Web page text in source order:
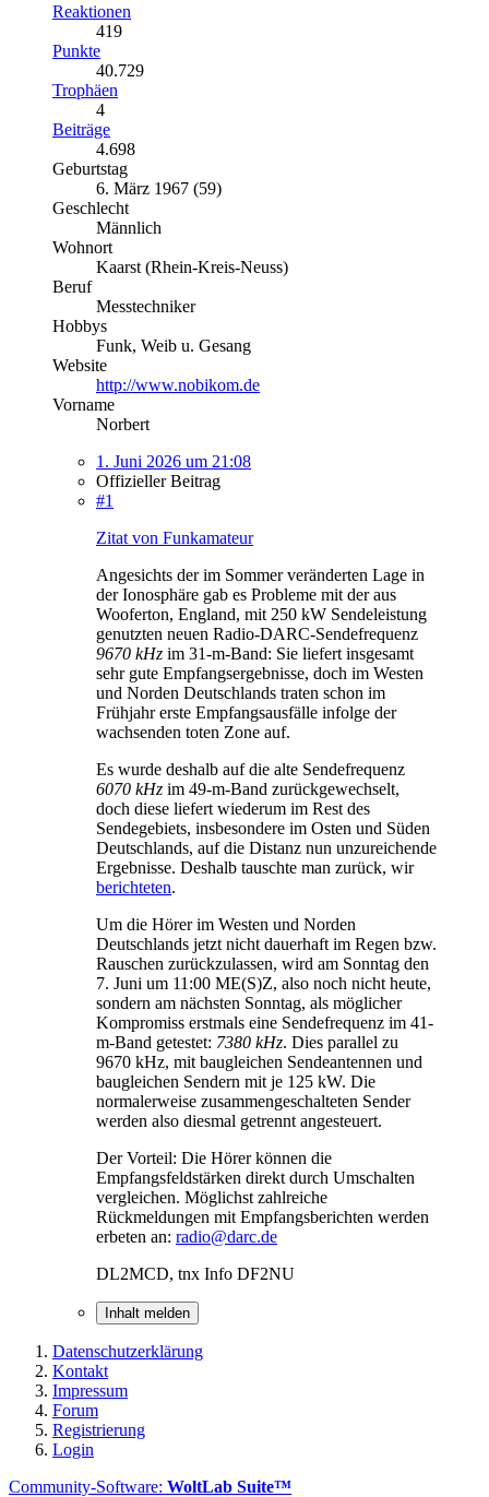
Reaktionen
419
Punkte
40.729
Trophäen
4
Beiträge
4.698
Geburtstag
6. März 1967 (59)
Geschlecht
Männlich
Wohnort
Kaarst (Rhein-Kreis-Neuss)
Beruf
Messtechniker
Hobbys
Funk, Weib u. Gesang
Website
http://www.nobikom.de
Vorname
Norbert
1. Juni 2026 um 21:08
Offizieller Beitrag
#1
Zitat von Funkamateur
Angesichts der im Sommer veränderten Lage in
der Ionosphäre gab es Probleme mit der aus
Wooferton, England, mit 250 kW Sendeleistung
genutzten neuen Radio-DARC-Sendefrequenz
9670 kHz im 31-m-Band: Sie liefert insgesamt
sehr gute Empfangsergebnisse, doch im Westen
und Norden Deutschlands traten schon im
Frühjahr erste Empfangsausfälle infolge der
wachsenden toten Zone auf.
Es wurde deshalb auf die alte Sendefrequenz
6070 kHz im 49-m-Band zurückgewechselt,
doch diese liefert wiederum im Rest des
Sendegebiets, insbesondere im Osten und Süden
Deutschlands, auf die Distanz nun unzureichende
Ergebnisse. Deshalb tauschte man zurück, wir
berichteten.
Um die Hörer im Westen und Norden
Deutschlands jetzt nicht dauerhaft im Regen bzw.
Rauschen zurückzulassen, wird am Sonntag den
7. Juni um 11:00 ME(S)Z, also noch nicht heute,
sondern am nächsten Sonntag, als möglicher
Kompromiss erstmals eine Sendefrequenz im 41-
m-Band getestet: 7380 kHz. Dies parallel zu
9670 kHz, mit baugleichen Sendeantennen und
baugleichen Sendern mit je 125 kW. Die
normalerweise zusammengeschalteten Sender
werden also diesmal getrennt angesteuert.
Der Vorteil: Die Hörer können die
Empfangsfeldstärken direkt durch Umschalten
vergleichen. Möglichst zahlreiche
Rückmeldungen mit Empfangsberichten werden
erbeten an: radio@darc.de
DL2MCD, tnx Info DF2NU
Inhalt melden
Datenschutzerklärung
Kontakt
Impressum
Forum
Registrierung
Login
Community-Software: WoltLab Suite™